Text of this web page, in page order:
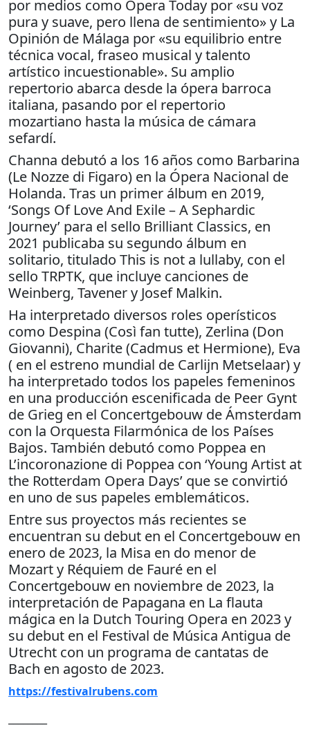
por medios como Opera Today por «su voz
pura y suave, pero llena de sentimiento» y La
Opinión de Málaga por «su equilibrio entre
técnica vocal, fraseo musical y talento
artístico incuestionable». Su amplio
repertorio abarca desde la ópera barroca
italiana, pasando por el repertorio
mozartiano hasta la música de cámara
sefardí.
Channa debutó a los 16 años como Barbarina
(Le Nozze di Figaro) en la Ópera Nacional de
Holanda. Tras un primer álbum en 2019,
‘Songs Of Love And Exile – A Sephardic
Journey’ para el sello Brilliant Classics, en
2021 publicaba su segundo álbum en
solitario, titulado This is not a lullaby, con el
sello TRPTK, que incluye canciones de
Weinberg, Tavener y Josef Malkin.
Ha interpretado diversos roles operísticos
como Despina (Così fan tutte), Zerlina (Don
Giovanni), Charite (Cadmus et Hermione), Eva
( en el estreno mundial de Carlijn Metselaar) y
ha interpretado todos los papeles femeninos
en una producción escenificada de Peer Gynt
de Grieg en el Concertgebouw de Ámsterdam
con la Orquesta Filarmónica de los Países
Bajos. También debutó como Poppea en
L’incoronazione di Poppea con ‘Young Artist at
the Rotterdam Opera Days’ que se convirtió
en uno de sus papeles emblemáticos.
Entre sus proyectos más recientes se
encuentran su debut en el Concertgebouw en
enero de 2023, la Misa en do menor de
Mozart y Réquiem de Fauré en el
Concertgebouw en noviembre de 2023, la
interpretación de Papagana en La flauta
mágica en la Dutch Touring Opera en 2023 y
su debut en el Festival de Música Antigua de
Utrecht con un programa de cantatas de
Bach en agosto de 2023.
https://festivalrubens.com